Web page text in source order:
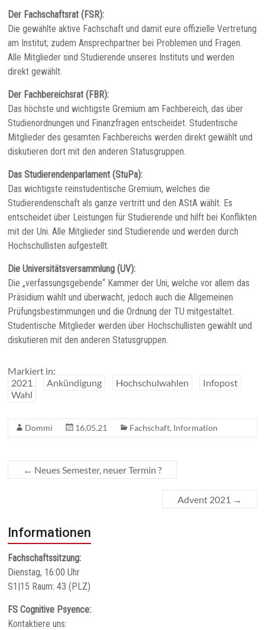
Der Fachschaftsrat (FSR):
Die gewählte aktive Fachschaft und damit eure offizielle Vertretung
am Institut; zudem Ansprechpartner bei Problemen und Fragen.
Alle Mitglieder sind Studierende unseres Instituts und werden
direkt gewählt.
Der Fachbereichsrat (FBR):
Das höchste und wichtigste Gremium am Fachbereich, das über
Studienordnungen und Finanzfragen entscheidet. Studentische
Mitglieder des gesamten Fachbereichs werden direkt gewählt und
diskutieren dort mit den anderen Statusgruppen.
Das Studierendenparlament (StuPa):
Das wichtigste reinstudentische Gremium, welches die
Studierendenschaft als ganze vertritt und den AStA wählt. Es
entscheidet über Leistungen für Studierende und hilft bei Konflikten
mit der Uni. Alle Mitglieder sind Studierende und werden durch
Hochschullisten aufgestellt.
Die Universitätsversammlung (UV):
Die „verfassungsgebende“ Kammer der Uni, welche vor allem das
Präsidium wählt und überwacht, jedoch auch die Allgemeinen
Prüfungsbestimmungen und die Ordnung der TU mitgestaltet.
Studentische Mitglieder werden über Hochschullisten gewählt und
diskutieren mit den anderen Statusgruppen.
Markiert in:
2021
Ankündigung Hochschulwahlen
Infopost
Wahl
Dommi 16.05.21 Fachschaft, Information
← Neues Semester, neuer Termin ?
Advent 2021 →
Informationen
Fachschaftssitzung:
Dienstag, 16:00 Uhr
S1|15 Raum: 43 (PLZ)
FS Cognitive Psyence:
Kontaktiere uns: